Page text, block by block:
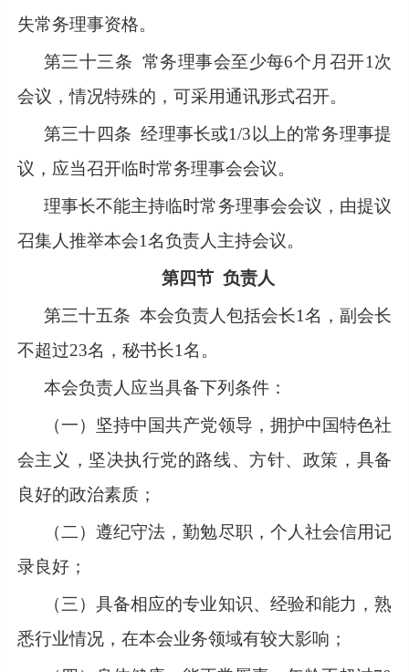
失常务理事资格。
第三十三条 常务理事会至少每6个月召开1次
会议，情况特殊的，可采用通讯形式召开。
第三十四条 经理事长或1/3以上的常务理事提
议，应当召开临时常务理事会会议。
理事长不能主持临时常务理事会会议，由提议
召集人推举本会1名负责人主持会议。
第四节负责人
第三十五条 本会负责人包括会长1名，副会长
不超过23名，秘书长1名。
本会负责人应当具备下列条件：
（一）坚持中国共产党领导，拥护中国特色社
会主义，坚决执行党的路线、方针、政策，具备
良好的政治素质；
（二）遵纪守法，勤勉尽职，个人社会信用记
录良好；
（三）具备相应的专业知识、经验和能力，熟
悉行业情况，在本会业务领域有较大影响；